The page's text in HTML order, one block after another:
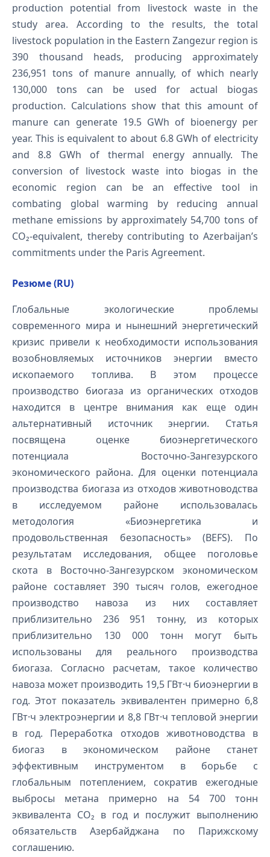
production potential from livestock waste in the
study area. According to the results, the total
livestock population in the Eastern Zangezur region is
390 thousand heads, producing approximately
236,951 tons of manure annually, of which nearly
130,000 tons can be used for actual biogas
production. Calculations show that this amount of
manure can generate 19.5 GWh of bioenergy per
year. This is equivalent to about 6.8 GWh of electricity
and 8.8 GWh of thermal energy annually. The
conversion of livestock waste into biogas in the
economic region can be an effective tool in
combating global warming by reducing annual
methane emissions by approximately 54,700 tons of
CO₂-equivalent, thereby contributing to Azerbaijan’s
commitments under the Paris Agreement.
Резюме (RU)
Глобальные экологические проблемы
современного мира и нынешний энергетический
кризис привели к необходимости использования
возобновляемых источников энергии вместо
ископаемого топлива. В этом процессе
производство биогаза из органических отходов
находится в центре внимания как еще один
альтернативный источник энергии. Статья
посвящена оценке биоэнергетического
потенциала Восточно-Зангезурского
экономического района. Для оценки потенциала
производства биогаза из отходов животноводства
в исследуемом районе использовалась
методология «Биоэнергетика и
продовольственная безопасность» (BEFS). По
результатам исследования, общее поголовье
скота в Восточно-Зангезурском экономическом
районе составляет 390 тысяч голов, ежегодное
производство навоза из них составляет
приблизительно 236 951 тонну, из которых
приблизительно 130 000 тонн могут быть
использованы для реального производства
биогаза. Согласно расчетам, такое количество
навоза может производить 19,5 ГВт·ч биоэнергии в
год. Этот показатель эквивалентен примерно 6,8
ГВт·ч электроэнергии и 8,8 ГВт·ч тепловой энергии
в год. Переработка отходов животноводства в
биогаз в экономическом районе станет
эффективным инструментом в борьбе с
глобальным потеплением, сократив ежегодные
выбросы метана примерно на 54 700 тонн
эквивалента CO₂ в год и послужит выполнению
обязательств Азербайджана по Парижскому
соглашению.